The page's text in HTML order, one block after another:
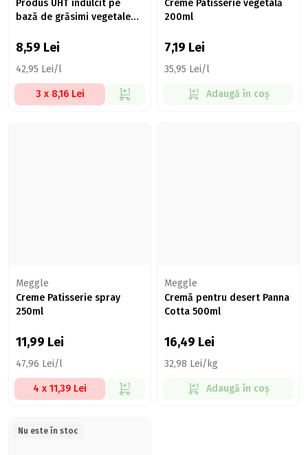
Produs UHT îndulcit pe
bază de grăsimi vegetale
8,59 Lei
42,95 Lei/l
3 x 8,16 Lei
Creme Patisserie vegetală
200ml
7,19 Lei
35,95 Lei/l
Adaugă în coș
Meggle
Creme Patisserie spray
250ml
11,99 Lei
47,96 Lei/l
4 x 11,39 Lei
Meggle
Cremă pentru desert Panna
Cotta 500ml
16,49 Lei
32,98 Lei/kg
Adaugă în coș
Nu este în stoc